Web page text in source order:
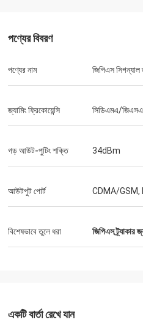
ল্যান্স-কানাডা
দ্রুত শিপিং এবং কোন সমস্যা নেই
পণ্যের বিবরণ
পণ্যের নাম জিপিএস সিগন্যাল
জ্যামিং ফ্রিকোয়েন্সি সিডিএমএ/
গড় আউট-পুটিং শক্তি 34dBm
আউটপুট পোর্ট CDMA/GSM,
বিশেষভাবে তুলে ধরা জিপিএস ট্র্যাকার
একটি বার্তা রেখে যান